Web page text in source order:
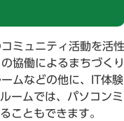
ミュニティ活動を活性
協働によるまちづくり
ムなどの他に、IT体験
ームでは、パソコンミ
こともできます。